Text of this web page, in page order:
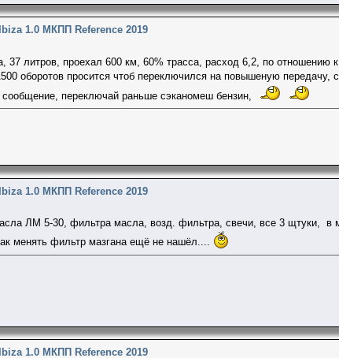
1.0 МКПП Reference 2019
37 литров, проехал 600 км, 60% трасса, расход 6,2, по отношению
оборотов просится чтоб переключился на повышеную передачу,
переключай раньше сэканомеш бензин,
1.0 МКПП Reference 2019
ЛМ 5-30, фильтра масла, возд. фильтра, свечи, все 3 щтуки, в
менять фильтр мазгана ещё не нашёл....
1.0 МКПП Reference 2019